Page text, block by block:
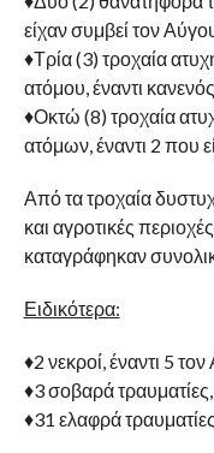
είχαν συμβεί τον
♦Τρία (3) τροχαία
ατόμου, έναντι
♦Οκτώ (8) τροχαία
ατόμων, έναντι 2 που
Από τα τροχαία
και αγροτικές
καταγράφηκαν
Ειδικότερα:
♦2 νεκροί, έναντι 5
♦3 σοβαρά
♦31 ελαφρά